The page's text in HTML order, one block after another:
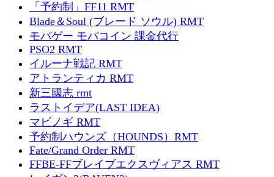
「予約制」FF11 RMT
Blade＆Soul (ブレード ソウル) RMT
モバゲー モバコイン 課金代行
PSO2 RMT
イルーナ戦記 RMT
アトランティカ RMT
新三國志 rmt
ラストイデア(LAST IDEA)
マビノギ RMT
予約制ハウンズ（HOUNDS）RMT
Fate/Grand Order RMT
FFBE-FFブレイブエクスヴィアス RMT